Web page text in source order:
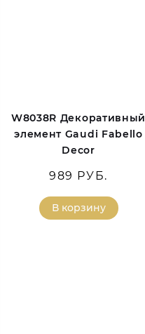
W8038R Декоративный
элемент Gaudi Fabello
Decor
989 РУБ.
В корзину